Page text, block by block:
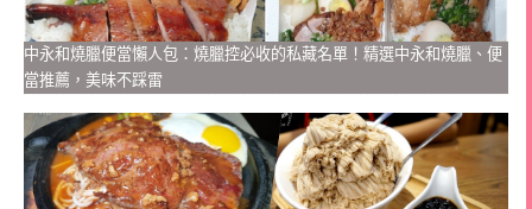
中永和燒臘便當懶人包：燒臘控必收的私藏名單！精選中永和燒臘、便
當推薦，美味不踩雷